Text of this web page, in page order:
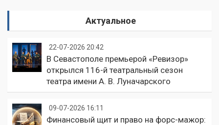
Актуальное
22-07-2026 20:42
В Севастополе премьерой «Ревизор»
открылся 116-й театральный сезон
театра имени А. В. Луначарского
09-07-2026 16:11
Финансовый щит и право на форс-мажор: